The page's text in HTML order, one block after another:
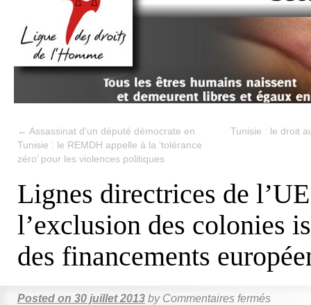
← Assassinat d’un député démocrate en
Tunisie : le REMDH appelle à la ‘tolérance
zéro’ pour les violences politiques
Tunisie : le droit
Lignes directrices de
l’exclusion des colonies
des financements
Posted on 30 juillet 2013 by Commentaires fermés